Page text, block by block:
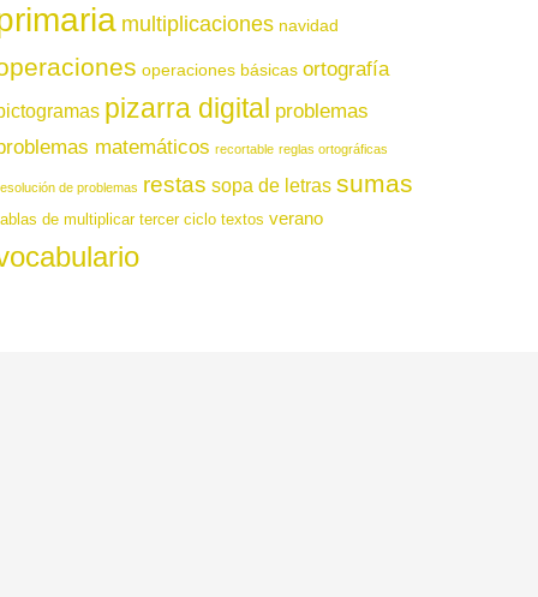
multiplicaciones navidad
operaciones básicas ortografía
pizarra digital problemas
matemáticos recortable reglas ortográficas
de problemas restas sopa de letras sumas
de multiplicar tercer ciclo textos verano